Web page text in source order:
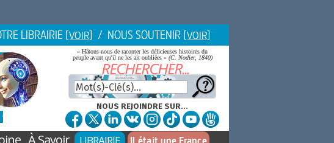
LIBRAIRIE [VOIR] / NOUS SOUTENIR [VOIR]
« Hâtons-nous de raconter les délicieuses histoires du
peuple avant qu'il ne les ait oubliées » (C. Nodier, 1840)
NOUS REJOINDRE SUR...
À Savoir